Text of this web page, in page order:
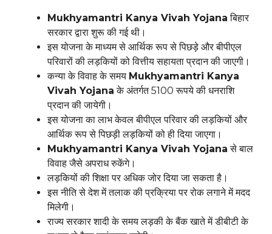
Mukhyamantri Kanya Vivah Yojana बिहार
सरकार द्वारा शुरू की गई थी।
इस योजना के माध्यम से आर्थिक रूप से पिछड़े और बीपीएल
परिवारों की लड़कियों को वित्तीय सहायता प्रदान की जाएगी।
कन्या के विवाह के समय Mukhyamantri Kanya
Vivah Yojana के अंतर्गत 5100 रूपये की धनराशि
प्रदान की जायेगी।
इस योजना का लाभ केवल बीपीएल परिवार की लड़कियों और
आर्थिक रूप से पिछड़ी लड़कियों को ही दिया जाएगा।
Mukhyamantri Kanya Vivah Yojana से बाल
विवाह जैसे अपराध रुकेंगे।
लड़कियों की शिक्षा पर अधिक जोर दिया जा सकता है।
इस नीति से देश में तलाक की प्रक्रिया पर रोक लगाने में मदद
मिलेगी।
राज्य सरकार शादी के समय लड़की के बैंक खाते में डीबीटी के